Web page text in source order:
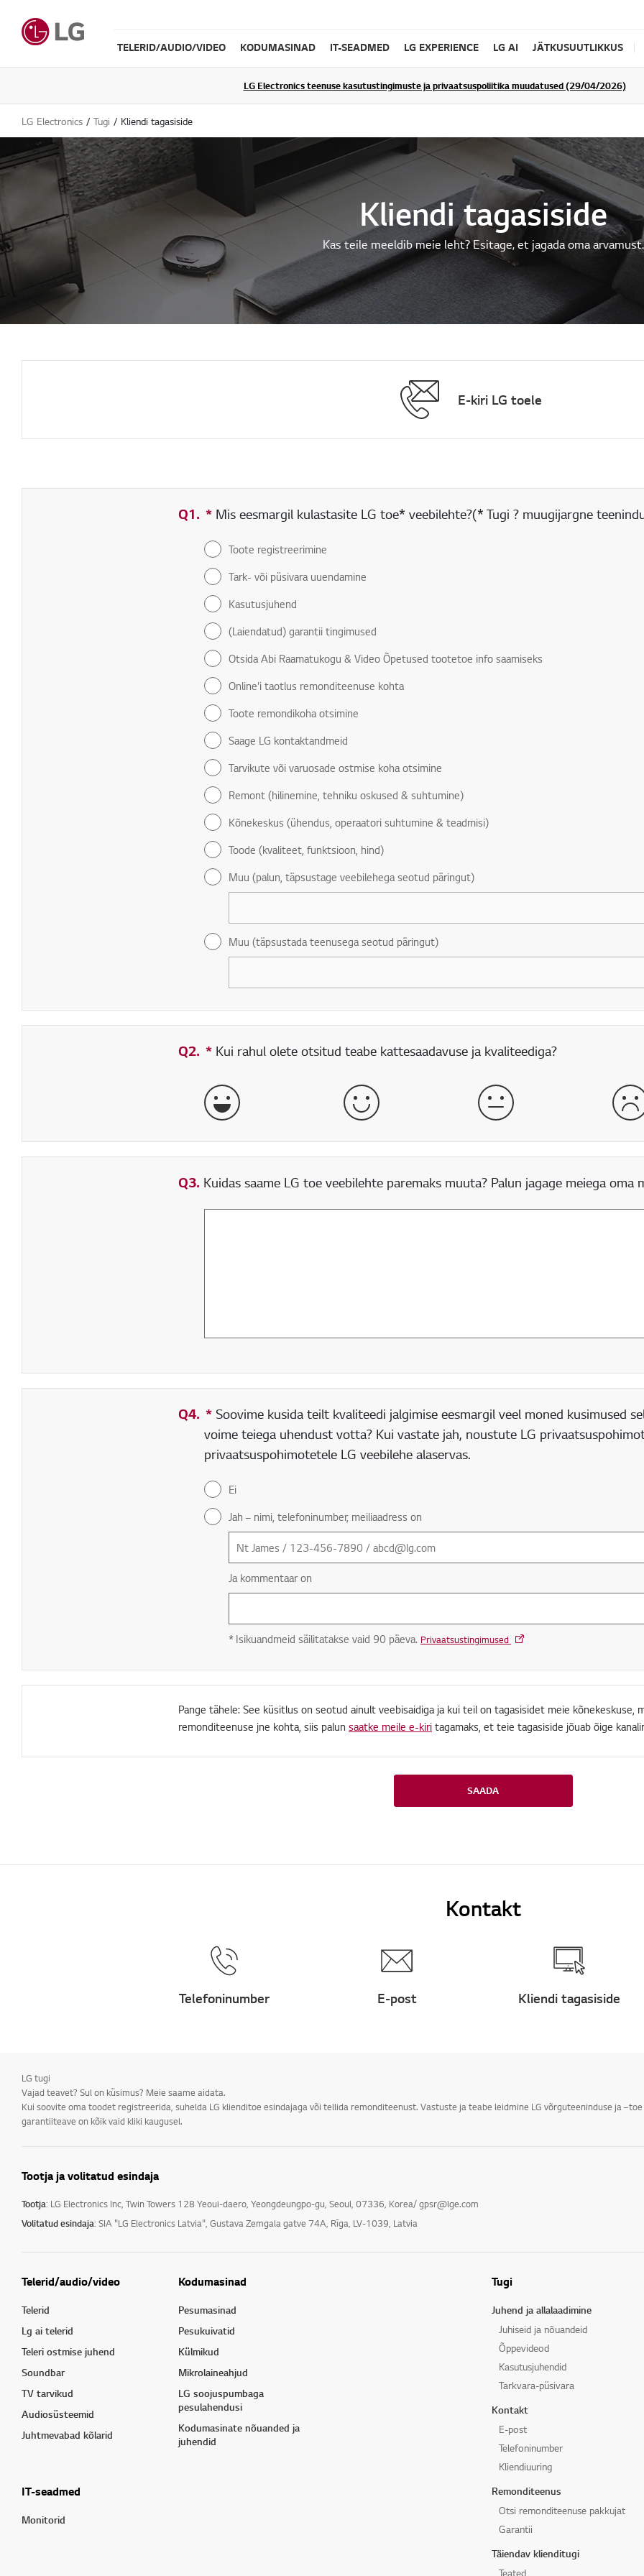
TELERID/AUDIO/VIDEO KODUMASINAD IT-SEADMED LG EXPERIENCE LG AI JÄTKUSUUTLIKKUS
LG Electronics teenuse kasutustingimuste ja privaatsuspoliitika muudatused (29/04/2026)
LG Electronics Tugi Kliendi tagasiside
Kliendi tagasiside
Kas teile meeldib meie leht? Esitage, et jagada oma arvamust.
E-kiri LG toele
Q1. * Kohustuslik väli
Mis eesmargil kulastasite LG toe* veebilehte?(* Tugi ? muugijargne
Toote registreerimine
Tark- või püsivara uuendamine
Kasutusjuhend
(Laiendatud) garantii tingimused
Otsida Abi Raamatukogu & Video Õpetused tootetoe info saamiseks
Online'i taotlus remonditeenuse kohta
Toote remondikoha otsimine
Saage LG kontaktandmeid
Tarvikute või varuosade ostmise koha otsimine
Remont (hilinemine, tehniku oskused & suhtumine)
Kõnekeskus (ühendus, operaatori suhtumine & teadmisi)
Toode (kvaliteet, funktsioon, hind)
Muu (palun, täpsustage veebilehega seotud päringut)
Muu (täpsustada teenusega seotud päringut)
Q2. * Kohustuslik väli
Kui rahul olete otsitud teabe kattesaadavuse ja kvaliteediga?
väga hea hea normaalne
Q3. Kuidas saame LG toe veebilehte paremaks muuta? Palun jagage meiega oma
Q4. * Kohustuslik väli
Soovime kusida teilt kvaliteedi jalgimise eesmargil veel moned kusimused
voime teiega uhendust votta? Kui vastate jah, noustute LG
privaatsuspohimotetele LG veebilehe alaservas.
Ei
Jah – nimi, telefoninumber, meiliaadress on
Ja kommentaar on
* Isikuandmeid säilitatakse vaid 90 päeva. Privaatsustingimused
Pange tähele: See küsitlus on seotud ainult veebisaidiga ja kui teil on tagasisidet meie kõnekeskuse,
remonditeenuse jne kohta, siis palun saatke meile e-kiri tagamaks, et teie tagasiside jõuab õige
SAADA
Kontakt
Telefoninumber E-post Kliendi tagasiside
LG tugi
Vajad teavet? Sul on küsimus? Meie saame aidata.
Kui soovite oma toodet registreerida, suhelda LG klienditoe esindajaga või tellida remonditeenust. Vastuste ja teabe leidmine LG võrguteeninduse ja
garantiiteave on kõik vaid kliki kaugusel.
Tootja ja volitatud esindaja
Tootja: LG Electronics Inc, Twin Towers 128 Yeoui-daero, Yeongdeungpo-gu, Seoul, 07336, Korea/ gpsr@lge.com
Volitatud esindaja: SIA "LG Electronics Latvia", Gustava Zemgala gatve 74A, Rīga, LV-1039, Latvia
Telerid/audio/video
Telerid
Lg ai telerid
Teleri ostmise juhend
Soundbar
TV tarvikud
Audiosüsteemid
Juhtmevabad kõlarid
Kodumasinad
Pesumasinad
Pesukuivatid
Külmikud
Mikrolaineahjud
LG soojuspumbaga
pesulahendusi
Kodumasinate nõuanded ja
juhendid
IT-seadmed
Monitorid
Tugi
Juhend ja allalaadimine
Juhiseid ja nõuandeid
Õppevideod
Kasutusjuhendid
Tarkvara-püsivara
Kontakt
E-post
Telefoninumber
Kliendiuuring
Remonditeenus
Otsi remonditeenuse pakkujat
Garantii
Täiendav klienditugi
Teated